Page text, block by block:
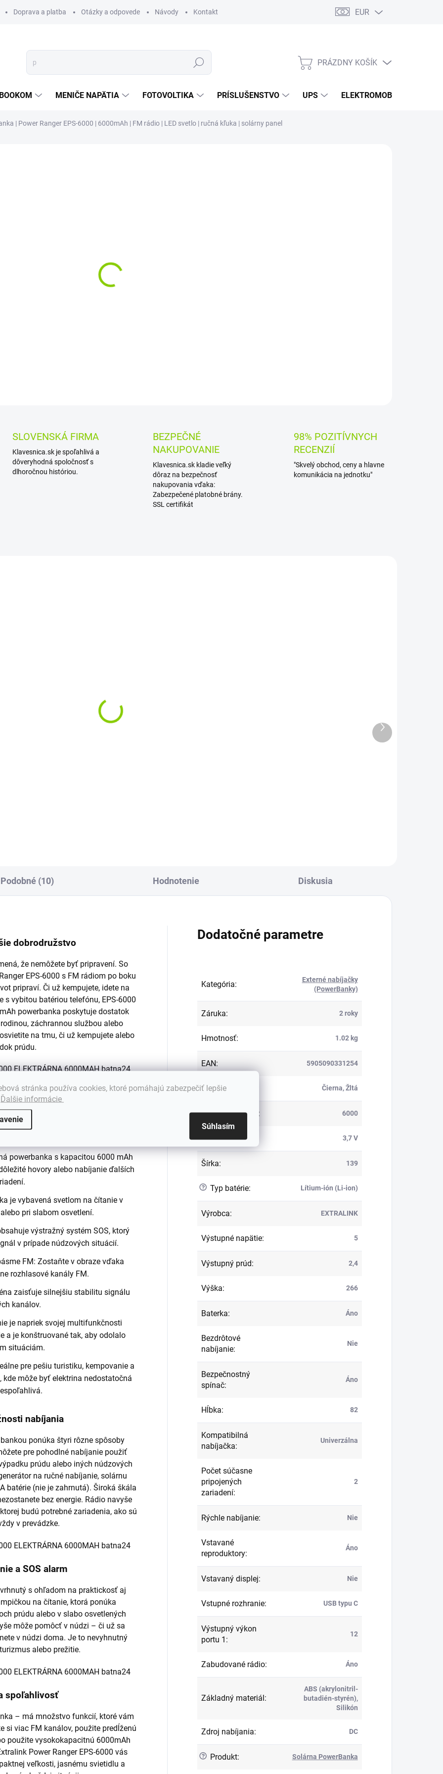
stránka používa cookies, ktoré pomáhajú zabezpečiť lepšie
Ďalšie informácie
Súhlasím
Doprava a platba Otázky a odpovede Návody Kontakt Podmienky ochrany osobných údajov Súbory cookies
EUR
Hľadať
NÁKUPNÝ
PRÁZDNY KOŠÍK
MENIČE NAPÄTIA FOTOVOLTIKA PRÍSLUŠENSTVO UPS ELEKTROMOBILITA
| Power Ranger EPS-6000 | 6000mAh | FM rádio | LED svetlo | ručná kľuka | solárny panel
SLOVENSKÁ FIRMA
Klavesnica.sk je spoľahlivá a
dôveryhodná spoločnosť s
dlhoročnou históriou.
BEZPEČNÉ
NAKUPOVANIE
Klavesnica.sk kladie veľký
dôraz na bezpečnosť
nakupovania vďaka:
Zabezpečené platobné brány.
SSL certifikát
98% POZITÍVNYCH
RECENZIÍ
"Skvelý obchod, ceny a hlavne
komunikácia na jednotku"
Ďalší
produkt
Podobné (10) Hodnotenie Diskusia
dobrodružstvo
že nemôžete byť pripravení. So
EPS-6000 s FM rádiom po boku
pripraví. Či už kempujete, idete na
vybitou batériou telefónu, EPS-6000
powerbanka poskytuje dostatok
záchrannou službou alebo
na tmu, či už kempujete alebo
prúdu.
Ranger EPS-6000
je možné nabíjať pomocou dátového
napájania alebo batérií AAA,
v rôznych situáciách.
powerbanka s kapacitou 6000 mAh
hovory alebo nabíjanie ďalších
je vybavená svetlom na čítanie v
pri slabom osvetlení.
výstražný systém SOS, ktorý
v prípade núdzových situácií.
FM: Zostaňte v obraze vďaka
rozhlasové kanály FM.
zaisťuje silnejšiu stabilitu signálu
kanálov.
je napriek svojej multifunkčnosti
a je konštruované tak, aby odolalo
situáciám.
pre pešiu turistiku, kempovanie a
môže byť elektrina nedostatočná
nabíjania
ponúka štyri rôzne spôsoby
pre pohodlné nabíjanie použiť
prúdu alebo iných núdzových
na ručné nabíjanie, solárnu
batérie (nie je zahrnutá). Široká škála
bez energie. Rádio navyše
budú potrebné zariadenia, ako sú
v prevádzke.
a SOS alarm
s ohľadom na praktickosť aj
na čítanie, ktorá ponúka
prúdu alebo v slabo osvetlených
môže pomôcť v núdzi – či už sa
v núdzi doma. Je to nevyhnutný
alebo prežitie.
spoľahlivosť
– má množstvo funkcií, ktoré vám
si viac FM kanálov, použite predĺženú
použite vysokokapacitnú 6000mAh
Power Ranger EPS-6000 vás
veľkosti, jasnému svietidlu a
Dodatočné parametre
Kategória:
Externé nabíjačky
(PowerBanky)
Záruka: 2 roky
Hmotnosť: 1.02 kg
EAN: 5905090331254
Farba: Čierna, Žltá
Kapacita batérie : 6000
Napätie: 3,7 V
Šírka: 139
? Typ batérie: Lítium-ión (Li-ion)
Výrobca: EXTRALINK
Výstupné napätie: 5
Výstupný prúd: 2,4
Výška: 266
Baterka: Áno
Bezdrôtové
nabíjanie:
Nie
Bezpečnostný
spínač:
Áno
Hĺbka: 82
Kompatibilná
nabíjačka:
Univerzálna
Počet súčasne
pripojených
zariadení:
2
Rýchle nabíjanie: Nie
Vstavané
reproduktory:
Áno
Vstavaný displej: Nie
Vstupné rozhranie: USB typu C
Výstupný výkon
portu 1 :
12
Zabudované rádio: Áno
Základný materiál:
ABS (akrylonitril-
butadién-styrén),
Silikón
Zdroj nabíjania: DC
? Produkt: Solárna PowerBanka